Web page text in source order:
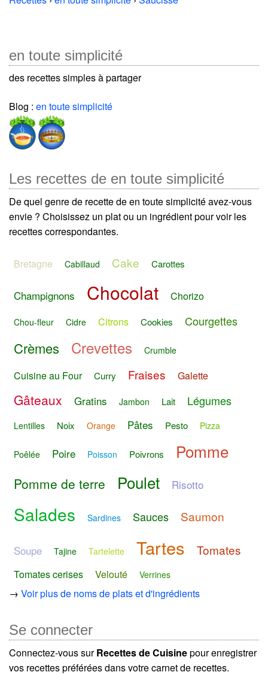
en toute simplicité
des recettes simples à partager
Blog : en toute simplicité
Les recettes de en toute simplicité
De quel genre de recette de en toute simplicité avez-vous
envie ? Choisissez un plat ou un ingrédient pour voir les
recettes correspondantes.
Bretagne Cabillaud Cake Carottes
Champignons Chocolat Chorizo
Chou-fleur Cidre Citrons Cookies Courgettes
Crèmes Crevettes Crumble
Cuisine au Four Curry Fraises Galette
Gâteaux Gratins Jambon Lait Légumes
Lentilles Noix Orange Pâtes Pesto Pizza
Poêlée Poire Poisson Poivrons Pomme
Pomme de terre Poulet Risotto
Salades Sardines Sauces Saumon
Soupe Tajine Tartelette Tartes Tomates
Tomates cerises Velouté Verrines
→ Voir plus de noms de plats et d'ingrédients
Se connecter
Connectez-vous surRecettes de Cuisinepour enregistrer
vos recettes préférées dans votre carnet de recettes.